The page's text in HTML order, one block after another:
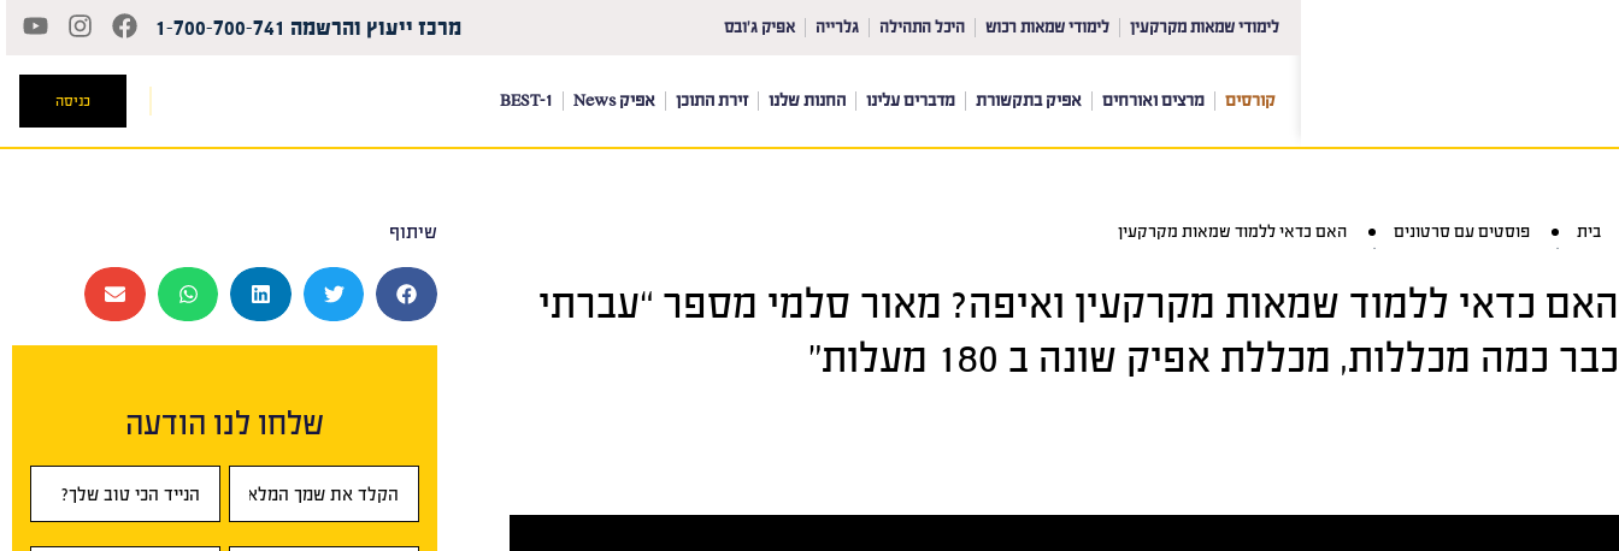
לימודי שמאות מקרקעין לימודי שמאות רכוש היכל התהילה גלרייה אפיק ג’ובס מרכז ייעוץ והרשמה 1-700-700-741
קורסים מרצים ואורחים אפיק בתקשורת מדברים עלינו החנות שלנו זירת התוכן אפיק News BEST-1 כניסה
בית פוסטים עם סרטונים האם כדאי ללמוד שמאות מקרקעין
האם כדאי ללמוד שמאות מקרקעין ואיפה? מאור סלמי מספר “עברתי
כבר כמה מכללות, מכללת אפיק שונה ב 180 מעלות”
שיתוף
שלחו לנו הודעה